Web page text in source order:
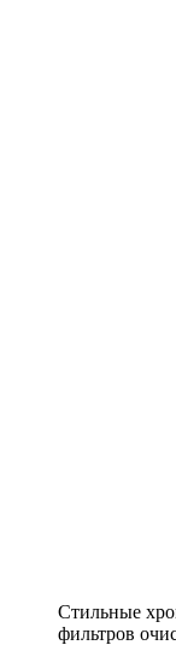
Стильные
фильтров